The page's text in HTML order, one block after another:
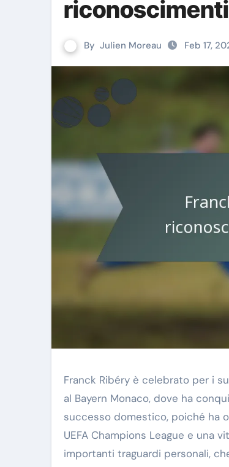
By Julien Moreau Feb 17,
Franck Ribéry è celebrato per i
al Bayern Monaco, dove ha
successo domestico, poiché ha
UEFA Champions League e una
importanti traguardi personali,